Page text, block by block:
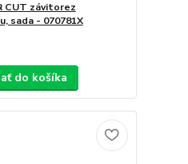
CUT závitorez
sada - 070781X
do košíka